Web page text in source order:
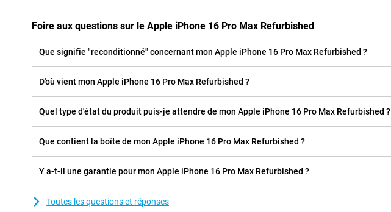
Foire aux questions sur le Apple iPhone 16 Pro Max Refurbished
Que signifie "reconditionné" concernant mon Apple iPhone 16 Pro Max Refurbished ?
D'où vient mon Apple iPhone 16 Pro Max Refurbished ?
Quel type d'état du produit puis-je attendre de mon Apple iPhone 16 Pro Max Refurbished ?
Que contient la boîte de mon Apple iPhone 16 Pro Max Refurbished ?
Y a-t-il une garantie pour mon Apple iPhone 16 Pro Max Refurbished ?
Toutes les questions et réponses